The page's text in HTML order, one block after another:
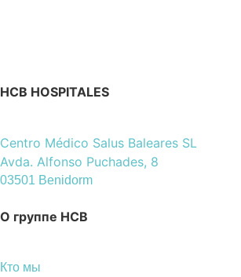
HCB HOSPITALES
Centro Médico Salus Baleares SL
Avda. Alfonso Puchades, 8
03501 Benidorm
О группе HCB
Кто мы